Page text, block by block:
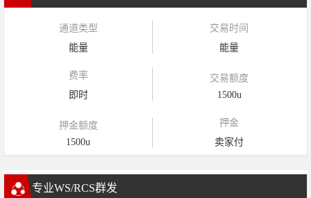
通道类型
能量
交易时间
能量
费率
即时
交易额度
1500u
押金额度
1500u
押金
卖家付
专业WS/RCS群发